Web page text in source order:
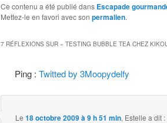
Ce contenu a été publié dans Escapade
Mettez-le en favori avec son permalien.
7 RÉFLEXIONS SUR « TESTING BUBBLE TEA CHEZ
Ping :Twitted by 3Moopydelfy
Le18 octobre 2009 à 9 h 51 min, Estelle a dit :